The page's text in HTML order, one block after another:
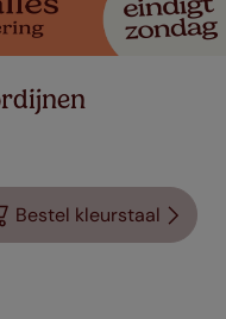
Bestel kleurstaal